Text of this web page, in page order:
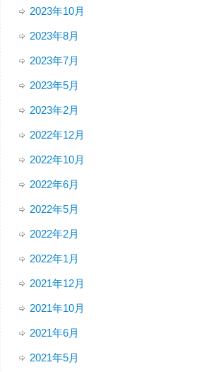
2023年10月
2023年8月
2023年7月
2023年5月
2023年2月
2022年12月
2022年10月
2022年6月
2022年5月
2022年2月
2022年1月
2021年12月
2021年10月
2021年6月
2021年5月